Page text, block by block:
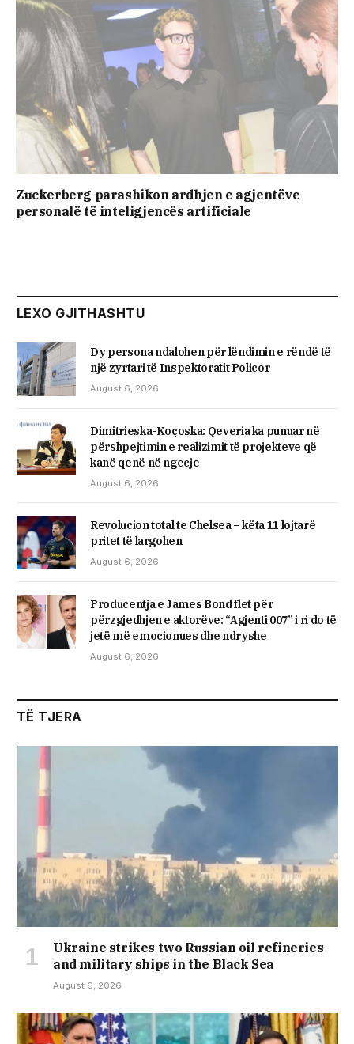
Zuckerberg parashikon ardhjen e agjentëve
personalë të inteligjencës artificiale
LEXO GJITHASHTU
Dy persona ndalohen për lëndimin e rëndë të
një zyrtari të Inspektoratit Policor
August 6, 2026
Dimitrieska-Koçoska: Qeveria ka punuar në
përshpejtimin e realizimit të projekteve që
kanë qenë në ngecje
August 6, 2026
Revolucion total te Chelsea – këta 11 lojtarë
pritet të largohen
August 6, 2026
Producentja e James Bond flet për
përzgjedhjen e aktorëve: “Agjenti 007” i ri do të
jetë më emocionues dhe ndryshe
August 6, 2026
TË TJERA
Ukraine strikes two Russian oil refineries
and military ships in the Black Sea
August 6, 2026